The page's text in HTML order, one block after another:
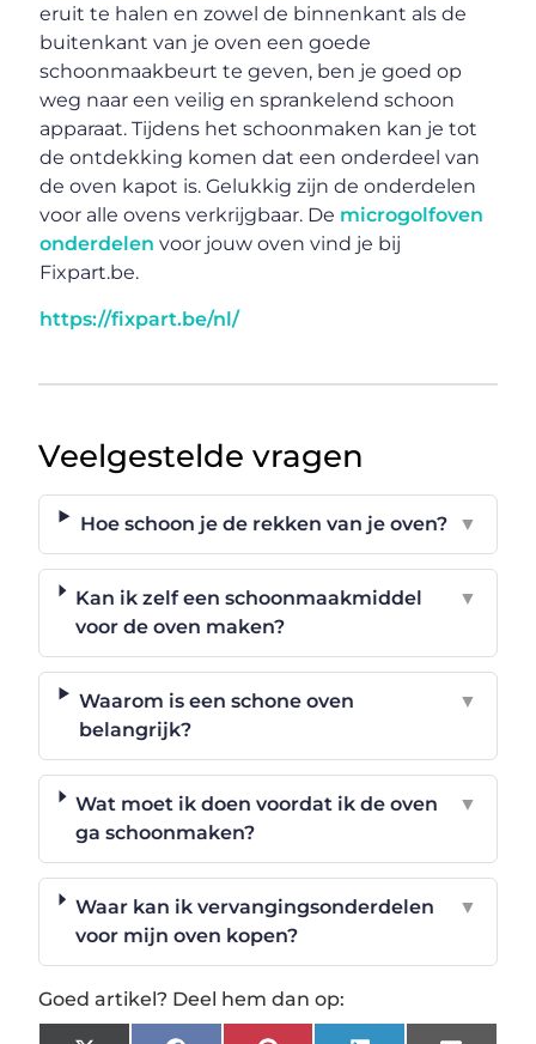
eruit te halen en zowel de binnenkant als de
buitenkant van je oven een goede
schoonmaakbeurt te geven, ben je goed op
weg naar een veilig en sprankelend schoon
apparaat. Tijdens het schoonmaken kan je tot
de ontdekking komen dat een onderdeel van
de oven kapot is. Gelukkig zijn de onderdelen
voor alle ovens verkrijgbaar. De microgolfoven
onderdelen voor jouw oven vind je bij
Fixpart.be.
https://fixpart.be/nl/
Veelgestelde vragen
Hoe schoon je de rekken van je oven? ▼
Kan ik zelf een schoonmaakmiddel
voor de oven maken?
▼
Waarom is een schone oven
belangrijk?
▼
Wat moet ik doen voordat ik de oven
ga schoonmaken?
▼
Waar kan ik vervangingsonderdelen
voor mijn oven kopen?
▼
Goed artikel? Deel hem dan op: